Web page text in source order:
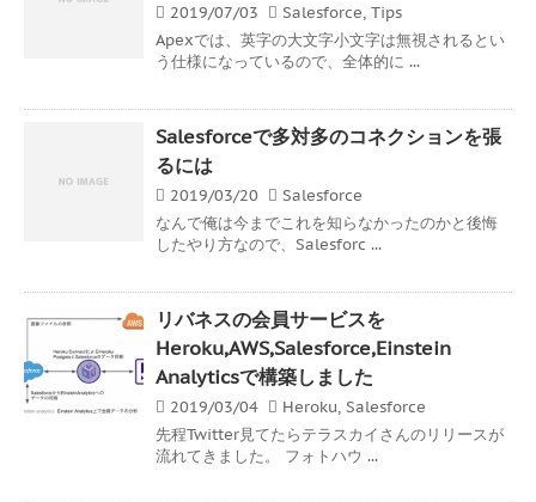
2019/07/03 Salesforce, Tips
Apexでは、英字の大文字小文字は無視されるとい
う仕様になっているので、全体的に ...
Salesforceで多対多のコネクションを張
るには
2019/03/20
Salesforce
なんで俺は今までこれを知らなかったのかと後悔
したやり方なので、Salesforc ...
リバネスの会員サービスを
Heroku,AWS,Salesforce,Einstein
Analyticsで構築しました
2019/03/04 Heroku, Salesforce
先程Twitter見てたらテラスカイさんのリリースが
流れてきました。 フォトハウ ...